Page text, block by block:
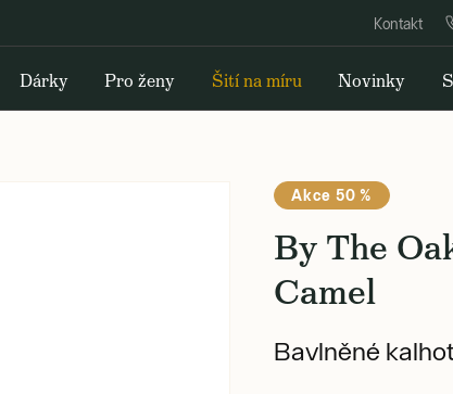
Kontakt
Dárky Pro ženy Šití na míru Novinky
Akce 50 %
By The
Camel
Bavlněné